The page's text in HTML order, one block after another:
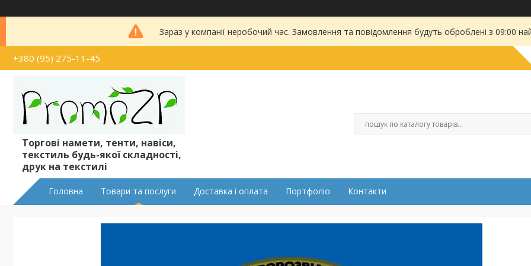
Зараз у компанії неробочий час. Замовлення та повідомлення будуть оброблені з 09:00
+380 (95) 275-11-45
Торгові намети, тенти, навіси,
текстиль будь-якої складності,
друк на текстилі
Головна Товари та послуги Доставка і оплата Портфоліо Контакти